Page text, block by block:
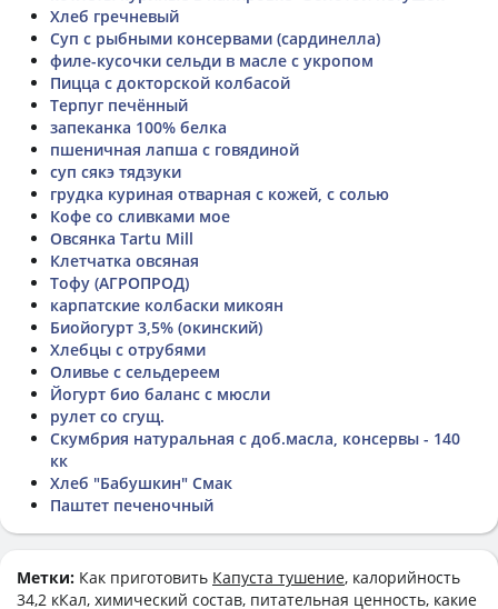
Хлеб гречневый
Суп с рыбными консервами (сардинелла)
филе-кусочки сельди в масле с укропом
Пицца с докторской колбасой
Терпуг печённый
запеканка 100% белка
пшеничная лапша с говядиной
суп сякэ тядзуки
грудка куриная отварная с кожей, с солью
Кофе со сливками мое
Овсянка Tartu Mill
Клетчатка овсяная
Тофу (АГРОПРОД)
карпатские колбаски микоян
Биойогурт 3,5% (окинский)
Хлебцы с отрубями
Оливье с сельдереем
Йогурт био баланс с мюсли
рулет со сгущ.
Скумбрия натуральная с доб.масла, консервы - 140
кк
Хлеб "Бабушкин" Смак
Паштет печеночный
Метки: Как приготовить Капуста тушение, калорийность
34,2 кКал, химический состав, питательная ценность, какие